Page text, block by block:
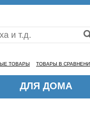
ТОВАРЫ ТОВАРЫ В
ДЛЯ ДОМА